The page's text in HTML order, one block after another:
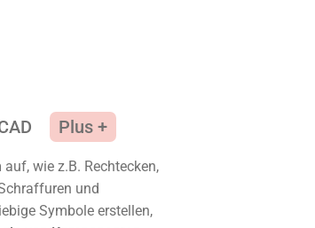
auf, wie z.B. Rechtecken,
und
Symbole erstellen,